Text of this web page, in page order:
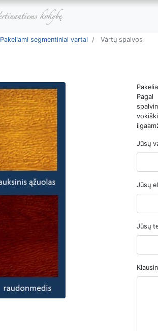
Pakeliami segmentiniai vartai Vartų spalvos
Pagal
Jūsų
Jūsų
Jūsų